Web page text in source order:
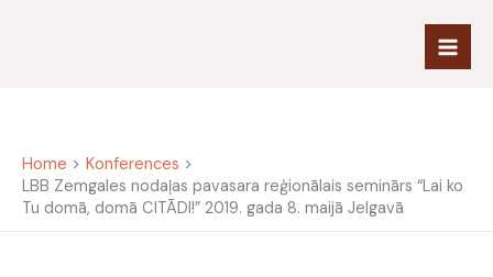
Home
Konferences
LBB Zemgales nodaļas pavasara reģionālais seminārs “Lai ko
Tu domā, domā CITĀDI!” 2019. gada 8. maijā Jelgavā